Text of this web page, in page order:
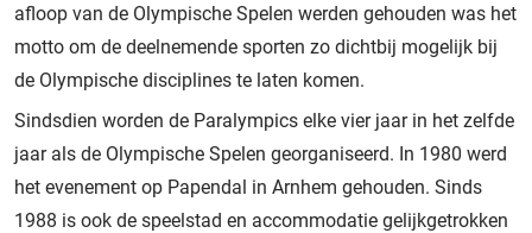
afloop van de Olympische Spelen werden gehouden was het
motto om de deelnemende sporten zo dichtbij mogelijk bij
de Olympische disciplines te laten komen.
Sindsdien worden de Paralympics elke vier jaar in het zelfde
jaar als de Olympische Spelen georganiseerd. In 1980 werd
het evenement op Papendal in Arnhem gehouden. Sinds
1988 is ook de speelstad en accommodatie gelijkgetrokken